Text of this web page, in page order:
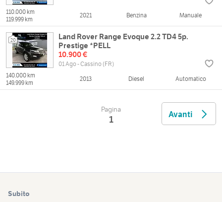
110.000 km
119.999 km
2021 Benzina Manuale
20
Land Rover Range Evoque 2.2 TD4 5p.
Prestige *PELL
10.900 €
01 Ago - Cassino (FR)
140.000 km
149.999 km
2013 Diesel Automatico
Pagina
1 Avanti
Subito